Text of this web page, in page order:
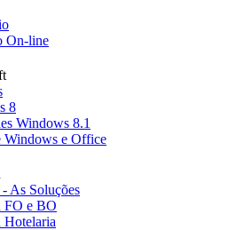
On-line
8
Windows 8.1
Windows e Office
As Soluções
FO e BO
Hotelaria